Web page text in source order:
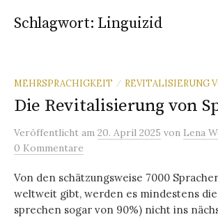
Schlagwort: Linguizid
MEHRSPRACHIGKEIT / REVITALISIERUNG
Die Revitalisierung von
Veröffentlicht am 20. April 2025 von Lena
0 Kommentare
Von den schätzungsweise 7000
weltweit gibt, werden es mindestens
sprechen sogar von 90%) nicht ins